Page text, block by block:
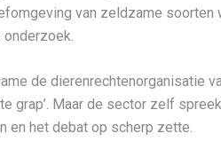
van zeldzame
de dierenrechtenorganisatie
grap’. Maar de sector zelf
en het debat op scherp zette.